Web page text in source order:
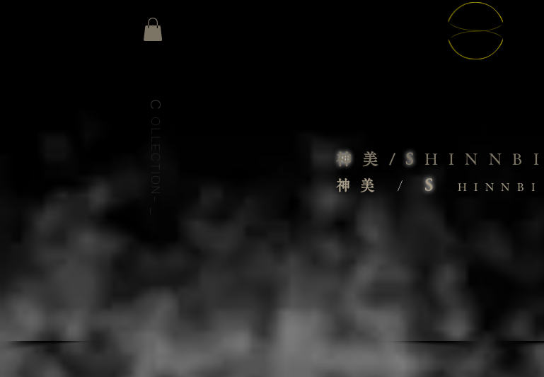
C
OLLECTION- 神美 / S HINNBI
神 美/ S HINNBI